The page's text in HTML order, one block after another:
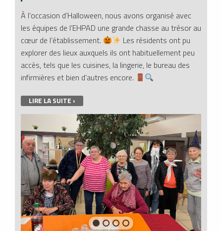
À l’occasion d’Halloween, nous avons organisé avec
les équipes de l’EHPAD une grande chasse au trésor au
cœur de l’établissement.
Les résidents ont pu
explorer des lieux auxquels ils ont habituellement peu
accès, tels que les cuisines, la lingerie, le bureau des
infirmières et bien d’autres encore.
LIRE LA SUITE ›